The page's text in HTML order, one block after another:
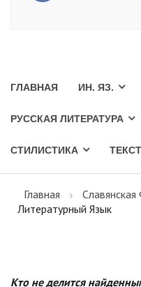
ГЛАВНАЯ ИН. ЯЗ.
РУССКАЯ ЛИТЕРАТУРА
СТИЛИСТИКА
Главная
Литературный Язык
Кто не делится